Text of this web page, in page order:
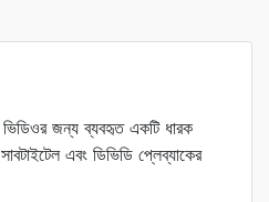
জন্য ব্যবহৃত একটি ধারক
এবং ডিভিডি প্লেব্যাকের